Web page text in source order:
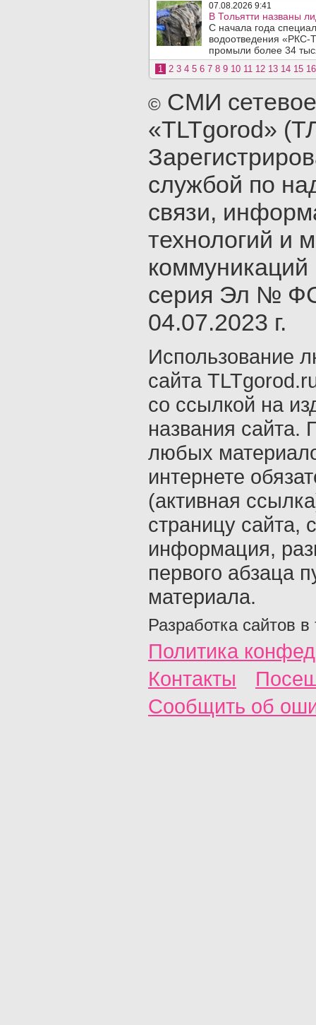
07.08.2026 9:41
В Тольятти названы
С начала года
водоотведения «РКС-
промыли более 34
1 2 3 4 5 6 7 8 9 10 11 12 13 14 15 16
© СМИ
«TLTgorod»
службой по
связи,
технологий и
серия Эл №
04.07.2023 г.
Использование
сайта
со ссылкой на
названия сайта.
любых
интернете
(активная
страницу сайта,
информация,
первого абзаца
материала.
Разработка сайтов в
Политика
Контакты
Сообщить об